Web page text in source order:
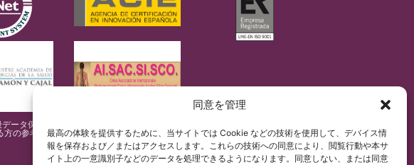
同意を管理
最高の体験を提供するために、当サイトでは Cookie などの技術を使用して、デバイス情
報を保存および／またはアクセスします。これらの技術への同意により、閲覧行動や本サ
イト上の一意識別子などのデータを処理できるようになります。同意しない、または同意
ータ保護規則(規則2016/679)に従って行っています。
の参考のために、スペイン語コンテンツを非公式に和訳したものです。